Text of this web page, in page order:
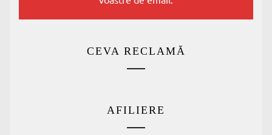
CEVA RECLAMĂ
AFILIERE